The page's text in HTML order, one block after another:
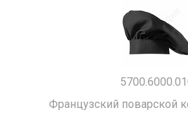
Французский поварской